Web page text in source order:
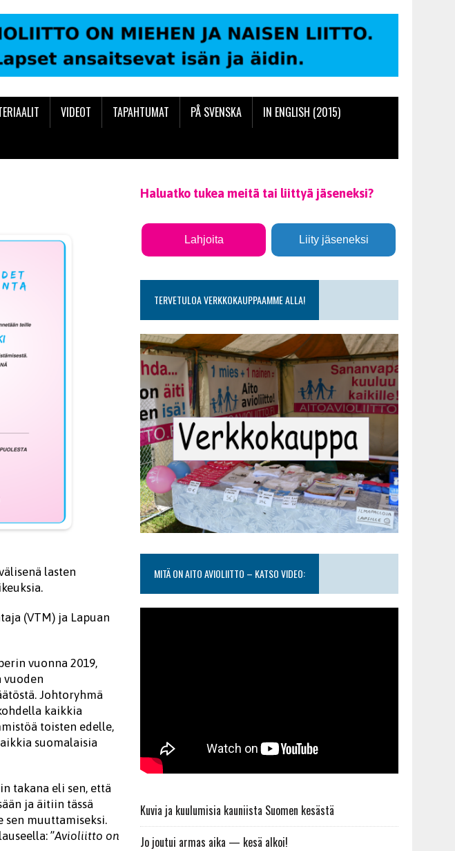
VIDEOT TAPAHTUMAT PÅ SVENSKA
IN ENGLISH (2015)
lasten
(VTM) ja Lapuan
vuonna 2019,
vuoden
Johtoryhmä
kaikkia
toisten edelle,
suomalaisia
takana eli sen, että
ja äitiin tässä
muuttamiseksi.
”Avioliitto on
Haluatko tukea meitä tai liittyä jäseneksi?
Lahjoita Liity jäseneksi
TERVETULOA VERKKOKAUPPAAMME ALLA!
MITÄ ON AITO AVIOLIITTO – KATSO VIDEO:
Kuvia ja kuulumisia kauniista Suomen kesästä
Jo joutui armas aika — kesä alkoi!